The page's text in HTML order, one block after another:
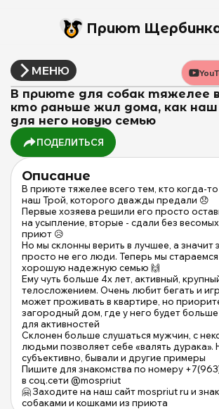
Приют
МЕНЮ
В приюте для собак тяжелее
кто раньше жил дома, как
для него новую семью
ПОДЕЛИТЬСЯ
Описание
В приюте тяжелее всего тем, кто когда-
наш Трой, которого дважды предали 😞
Первые хозяева решили его просто
на усыпление, вторые - сдали без
приют 😥
Но мы склонны верить в лучшее, а значит
просто не его люди. Теперь мы
хорошую надежную семью 🙌
Ему чуть больше 4х лет, активный,
телосложением. Очень любит бегать и
может проживать в квартире, но
загородный дом, где у него будет
для активностей
Склонен больше слушаться мужчин, с
людьми позволяет себе «валять дурака».
субъективно, бывали и другие примеры
Пишите для знакомства по номеру
в соц.сети @mospriut
🤗 Заходите на наш сайт mospriut ru и
собаками и кошками из приюта